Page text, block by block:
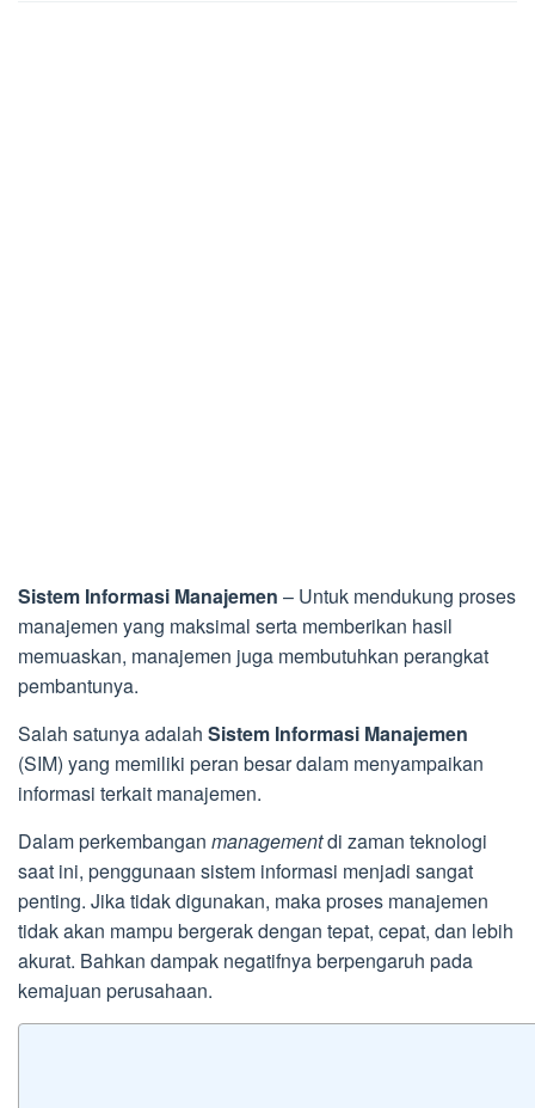
Sistem Informasi Manajemen – Untuk mendukung proses
manajemen yang maksimal serta memberikan hasil
memuaskan, manajemen juga membutuhkan perangkat
pembantunya.
Salah satunya adalah Sistem Informasi Manajemen
(SIM) yang memiliki peran besar dalam menyampaikan
informasi terkait manajemen.
Dalam perkembangan managementdi zaman teknologi
saat ini, penggunaan sistem informasi menjadi sangat
penting. Jika tidak digunakan, maka proses manajemen
tidak akan mampu bergerak dengan tepat, cepat, dan lebih
akurat. Bahkan dampak negatifnya berpengaruh pada
kemajuan perusahaan.